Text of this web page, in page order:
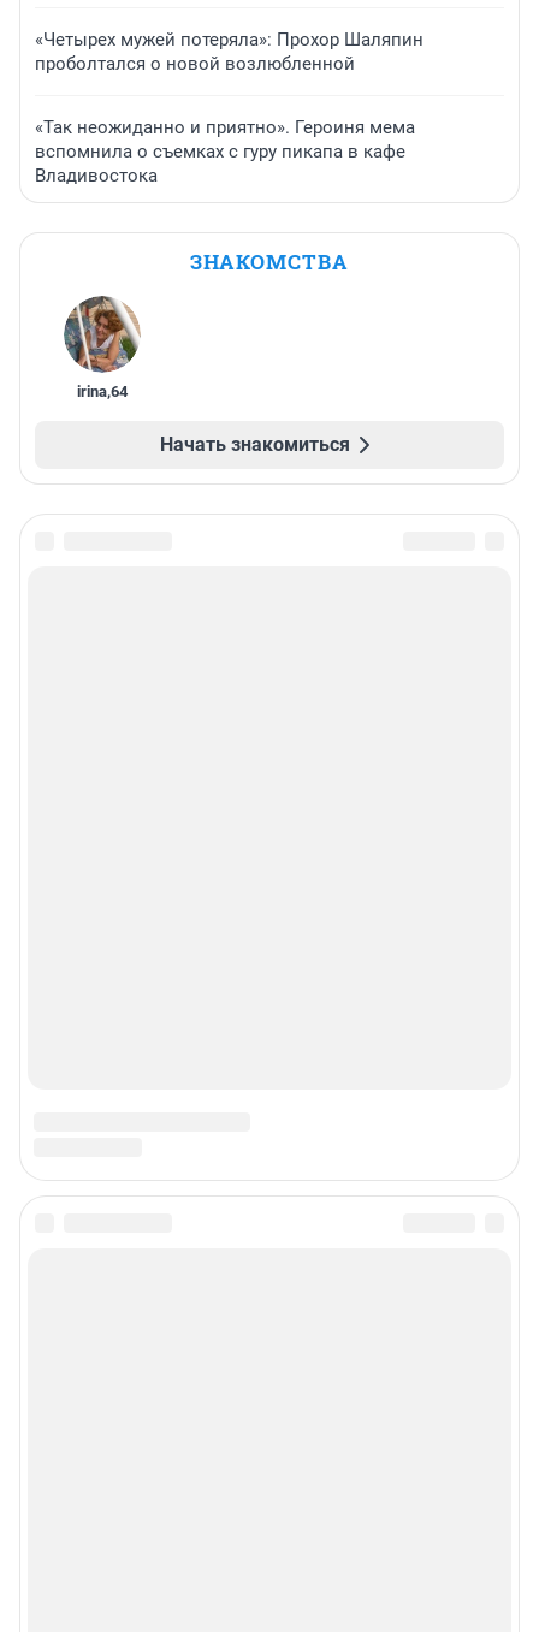
«Четырех мужей потеряла»: Прохор Шаляпин
проболтался о новой возлюбленной
«Так неожиданно и приятно». Героиня мема
вспомнила о съемках с гуру пикапа в кафе
Владивостока
ЗНАКОМСТВА
irina,64
Начать знакомиться